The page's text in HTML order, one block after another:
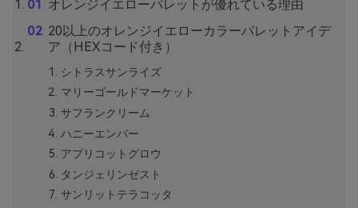
オレンジイエローパレットが優れている理由
20以上のオレンジイエローカラーパレットアイデ
ア（HEXコード付き）
シトラスサンライズ
マリーゴールドマーケット
サフランクリーム
ハニーエンバー
アプリコットグロウ
タンジェリンゼスト
サンリットテラコッタ